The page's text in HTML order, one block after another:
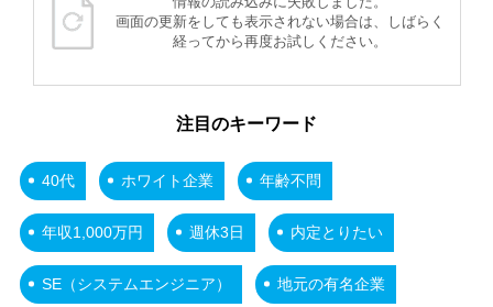
画面の更新をしても表示されない場合は、しばらく
経ってから再度お試しください。
注目のキーワード
40代 ホワイト企業 年齢不問
年収1,000万円 週休3日 内定とりたい
SE（システムエンジニア） 地元の有名企業